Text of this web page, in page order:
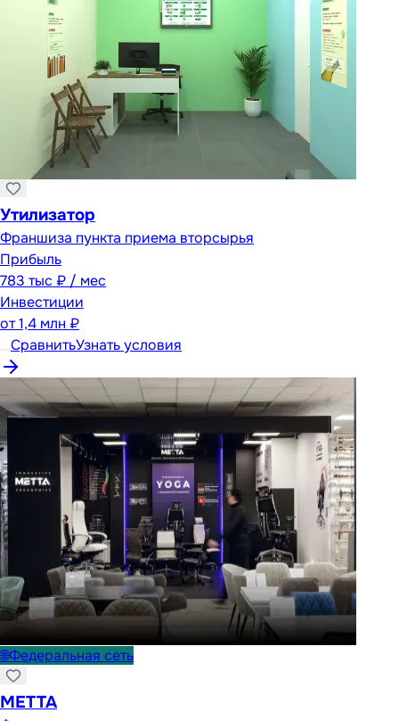
Утилизатор
Франшиза пункта приема вторсырья
Прибыль
783 тыс ₽ / мес
Инвестиции
от1,4 млн ₽
СравнитьУзнать условия
🌐Федеральная сеть
METTA